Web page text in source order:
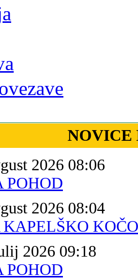
NOVICE
2026 08:06
POHOD
2026 08:04
KOČO
2026 09:18
POHOD